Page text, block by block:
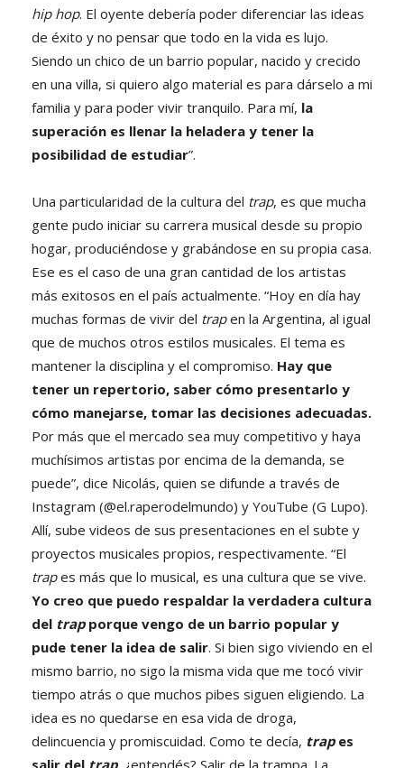
hip hop. El oyente debería poder diferenciar las ideas
de éxito y no pensar que todo en la vida es lujo.
Siendo un chico de un barrio popular, nacido y crecido
en una villa, si quiero algo material es para dárselo a mi
familia y para poder vivir tranquilo. Para mí, la
superación es llenar la heladera y tener la
posibilidad de estudiar”.
Una particularidad de la cultura del trap, es que mucha
gente pudo iniciar su carrera musical desde su propio
hogar, produciéndose y grabándose en su propia casa.
Ese es el caso de una gran cantidad de los artistas
más exitosos en el país actualmente. “Hoy en día hay
muchas formas de vivir del trapen la Argentina, al igual
que de muchos otros estilos musicales. El tema es
mantener la disciplina y el compromiso. Hay que
tener un repertorio, saber cómo presentarlo y
cómo manejarse, tomar las decisiones adecuadas.
Por más que el mercado sea muy competitivo y haya
muchísimos artistas por encima de la demanda, se
puede”, dice Nicolás, quien se difunde a través de
Instagram (@el.raperodelmundo) y YouTube (G Lupo).
Allí, sube videos de sus presentaciones en el subte y
proyectos musicales propios, respectivamente. “El
trapes más que lo musical, es una cultura que se vive.
Yo creo que puedo respaldar la verdadera cultura
del trapporque vengo de un barrio popular y
pude tener la idea de salir. Si bien sigo viviendo en el
mismo barrio, no sigo la misma vida que me tocó vivir
tiempo atrás o que muchos pibes siguen eligiendo. La
idea es no quedarse en esa vida de droga,
delincuencia y promiscuidad. Como te decía, trapes
salir del trap, ¿entendés? Salir de la trampa. La